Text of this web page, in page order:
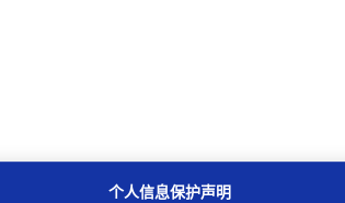
个人信息保护声明